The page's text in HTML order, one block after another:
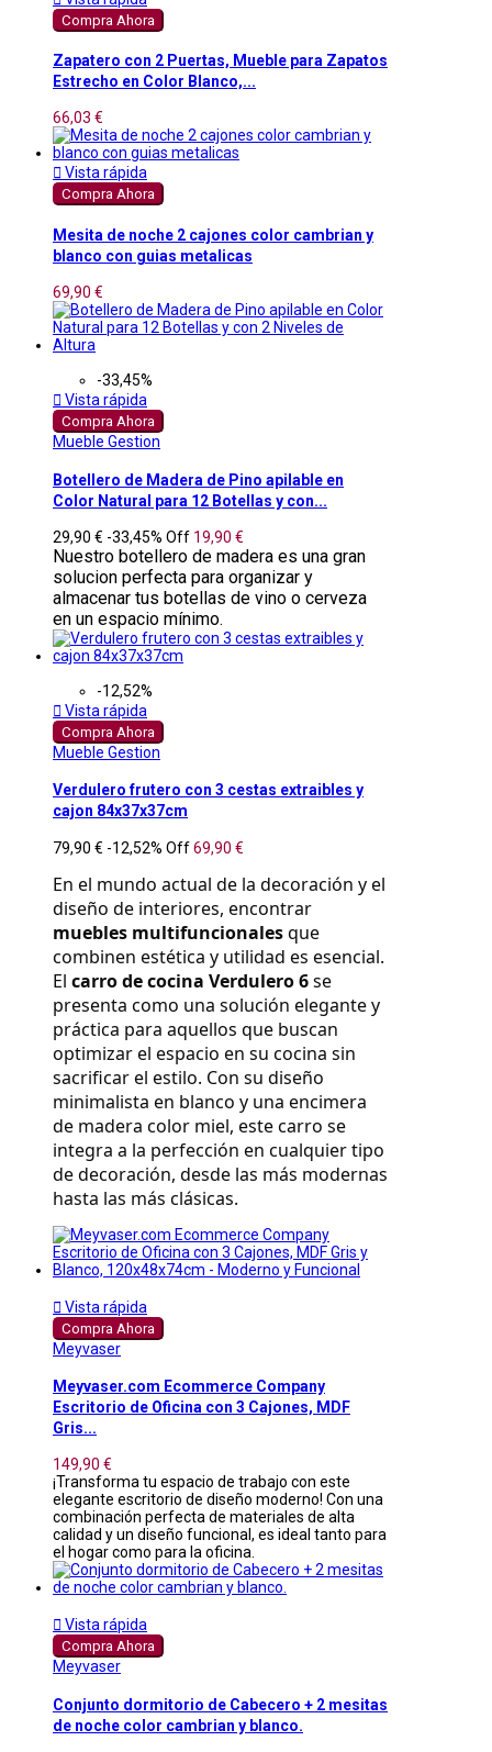
Compra Ahora
Zapatero con 2 Puertas, Mueble para Zapatos
Estrecho en Color Blanco,...
66,03 €
 Vista rápida
Compra Ahora
Mesita de noche 2 cajones color cambrian y
blanco con guias metalicas
69,90 €
-33,45%
 Vista rápida
Compra Ahora
Mueble Gestion
Botellero de Madera de Pino apilable en
Color Natural para 12 Botellas y con...
29,90 € -33,45% Off 19,90 €
Nuestro botellero de madera es una gran
solucion perfecta para organizar y
almacenar tus botellas de vino o cerveza
en un espacio mínimo.
-12,52%
 Vista rápida
Compra Ahora
Mueble Gestion
Verdulero frutero con 3 cestas extraibles y
cajon 84x37x37cm
79,90 € -12,52% Off69,90 €
En el mundo actual de la decoración y el
muebles multifuncionales que
combinen estética y utilidad es esencial.
El carro de cocina Verdulero 6 se
presenta como una solución elegante y
práctica para aquellos que buscan
optimizar el espacio en su cocina sin
sacrificar el estilo. Con su diseño
minimalista en blanco y una encimera
de madera color miel, este carro se
integra a la perfección en cualquier tipo
de decoración, desde las más modernas
hasta las más clásicas.
 Vista rápida
Compra Ahora
Meyvaser
Meyvaser.com Ecommerce Company
Escritorio de Oficina con 3 Cajones, MDF
Gris...
149,90 €
¡Transforma tu espacio de trabajo con este
elegante escritorio de diseño moderno! Con una
combinación perfecta de materiales de alta
calidad y un diseño funcional, es ideal tanto para
el hogar como para la oficina.
 Vista rápida
Compra Ahora
Meyvaser
Conjunto dormitorio de Cabecero + 2 mesitas
de noche color cambrian y blanco.